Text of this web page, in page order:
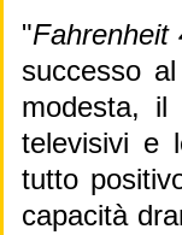
"Fahrenheit
successo
modesta,
televisivi e
tutto
capacità